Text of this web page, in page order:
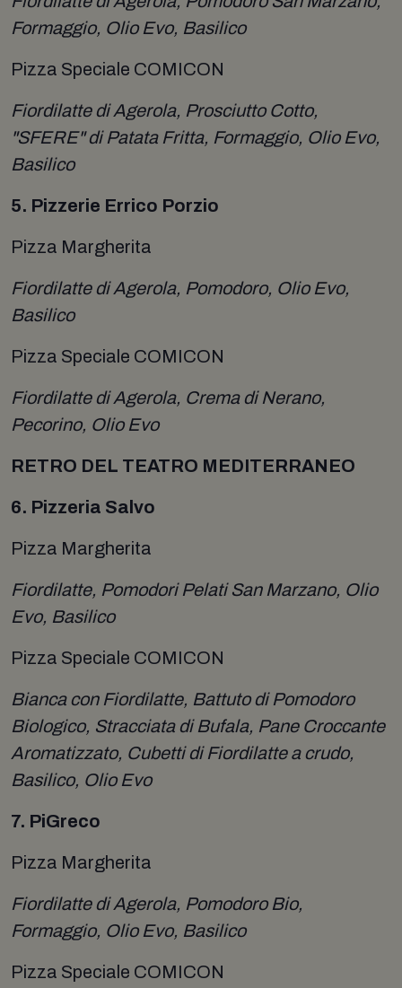
Formaggio, Olio Evo, Basilico
Pizza Speciale COMICON
Fiordilatte di Agerola, Prosciutto Cotto,
"SFERE" di Patata Fritta, Formaggio, Olio Evo,
Basilico
5. Pizzerie Errico Porzio
Pizza Margherita
Fiordilatte di Agerola, Pomodoro, Olio Evo,
Basilico
Pizza Speciale COMICON
Fiordilatte di Agerola, Crema di Nerano,
Pecorino, Olio Evo
RETRO DEL TEATRO MEDITERRANEO
6. Pizzeria Salvo
Pizza Margherita
Fiordilatte, Pomodori Pelati San Marzano, Olio
Evo, Basilico
Pizza Speciale COMICON
Bianca con Fiordilatte, Battuto di Pomodoro
Biologico, Stracciata di Bufala, Pane Croccante
Aromatizzato, Cubetti di Fiordilatte a crudo,
Basilico, Olio Evo
7. PiGreco
Pizza Margherita
Fiordilatte di Agerola, Pomodoro Bio,
Formaggio, Olio Evo, Basilico
Pizza Speciale COMICON